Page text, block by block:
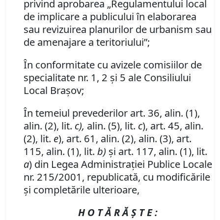
privind aprobarea „Regulamentului local
de implicare a publicului în elaborarea
sau revizuirea planurilor de urbanism sau
de amenajare a teritoriului”;
În conformitate cu avizele comisiilor de
specialitate nr. 1, 2 şi 5 ale Consiliului
Local Braşov;
În temeiul prevederilor art. 36, alin. (1),
alin. (2), lit. c), alin. (5), lit. c), art. 45, alin.
(2), lit. e), art. 61, alin. (2), alin. (3), art.
115, alin. (1), lit. b) şi art. 117, alin. (1), lit.
a) din Legea Administraţiei Publice Locale
nr. 215/2001, republicată, cu modificările
şi completările ulterioare,
H O T Ă R Ă Ş T E :